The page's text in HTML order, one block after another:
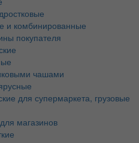
и комбинированные
покупателя
чашами
для супермаркета, грузовые
магазинов